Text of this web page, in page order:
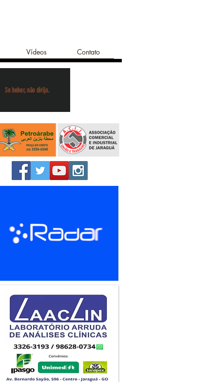
Vídeos Contato